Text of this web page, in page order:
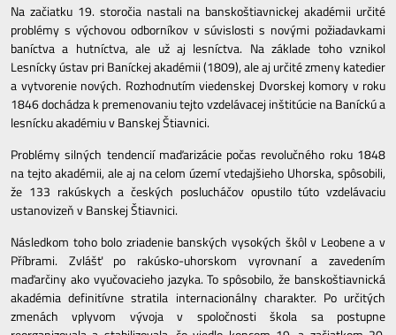
Na začiatku 19. storočia nastali na banskoštiavnickej akadémii určité
problémy s výchovou odborníkov v súvislosti s novými požiadavkami
baníctva a hutníctva, ale už aj lesníctva. Na základe toho vznikol
Lesnícky ústav pri Baníckej akadémii (1809), ale aj určité zmeny katedier
a vytvorenie nových. Rozhodnutím viedenskej Dvorskej komory v roku
1846 dochádza k premenovaniu tejto vzdelávacej inštitúcie na Baníckú a
lesnícku akadémiu v Banskej Štiavnici.
Problémy silných tendencií maďarizácie počas revolučného roku 1848
na tejto akadémii, ale aj na celom území vtedajšieho Uhorska, spôsobili,
že 133 rakúskych a českých poslucháčov opustilo túto vzdelávaciu
ustanovizeň v Banskej Štiavnici.
Následkom toho bolo zriadenie banských vysokých škôl v Leobene a v
Příbrami. Zvlášť po rakúsko-uhorskom vyrovnaní a zavedením
maďarčiny ako vyučovacieho jazyka. To spôsobilo, že banskoštiavnická
akadémia definitívne stratila internacionálny charakter. Po určitých
zmenách vplyvom vývoja v spoločnosti škola sa postupne